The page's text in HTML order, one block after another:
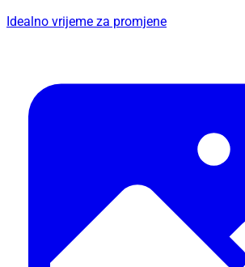
Idealno vrijeme za promjene